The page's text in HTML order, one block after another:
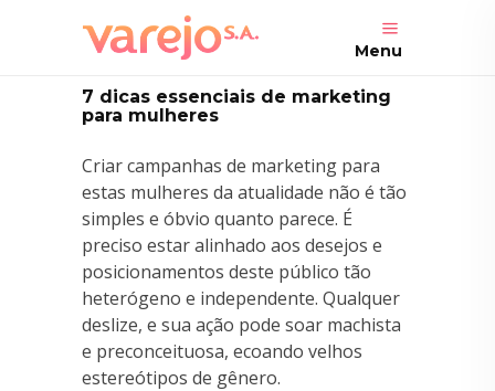
Menu
7 dicas essenciais de marketing
para mulheres
Criar campanhas de marketing para
estas mulheres da atualidade não é tão
simples e óbvio quanto parece. É
preciso estar alinhado aos desejos e
posicionamentos deste público tão
heterógeno e independente. Qualquer
deslize, e sua ação pode soar machista
e preconceituosa, ecoando velhos
estereótipos de gênero.